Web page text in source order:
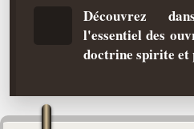
But des manifestations
Médiums
Découvrez
l'essentiel des
doctrine spirite et